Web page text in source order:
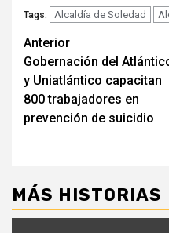
Tags: Alcaldía de Soledad
Seguir
leyendo
Anterior
Gobernación del
y Uniatlántico capacitan
800 trabajadores en
prevención de suicidio
MÁS HISTORIAS